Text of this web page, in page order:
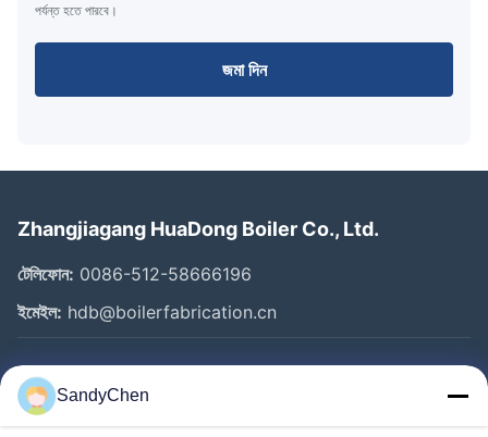
পর্যন্ত হতে পারবে।
জমা দিন
Zhangjiagang HuaDong Boiler Co., Ltd.
টেলিফোন: 0086-512-58666196
ইমেইল: hdb@boilerfabrication.cn
গুরুত্বপূর্ণ সংযোগ
বাড়ি
SandyChen